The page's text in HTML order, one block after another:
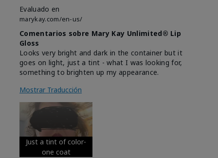
Evaluado en
marykay.com/en-us/
Comentarios sobre Mary Kay Unlimited® Lip
Gloss
Looks very bright and dark in the container but it
goes on light, just a tint - what I was looking for,
something to brighten up my appearance.
Mostrar Traducción
Just a tint of color-
one coat